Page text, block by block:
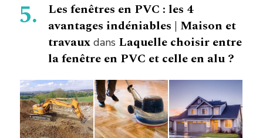
Les fenêtres en PVC : les 4
avantages indéniables | Maison et
travaux dans Laquelle choisir entre
la fenêtre en PVC et celle en alu ?